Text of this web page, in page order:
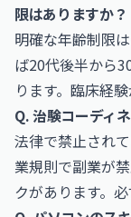
限はありますか？
明確な年齢制限
ば20代後半から
ります。臨床経
Q. 治験コーディ
法律で禁止され
業規則で副業が
クがあります。